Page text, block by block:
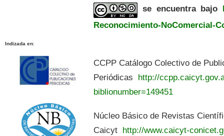
se encuentra bajo
Reconocimiento-NoComercial-
Indizada en:
CCPP Catálogo Colectivo de
Periódicas http://
biblionumber=149451
Núcleo Básico de Revistas
Caicyt http://www.caicyt-